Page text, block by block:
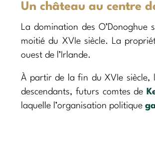
Un château au centre
La domination des O’Donoghue
moitié du XVIe siècle. La
ouest de l’Irlande.
À partir de la fin du XVIe siècle,
descendants, futurs comtes de
laquelle l’organisation politique